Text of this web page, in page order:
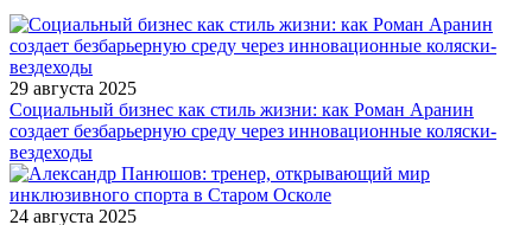
29 августа 2025
Социальный бизнес как стиль жизни: как Роман Аранин
создает безбарьерную среду через инновационные коляски-
вездеходы
24 августа 2025